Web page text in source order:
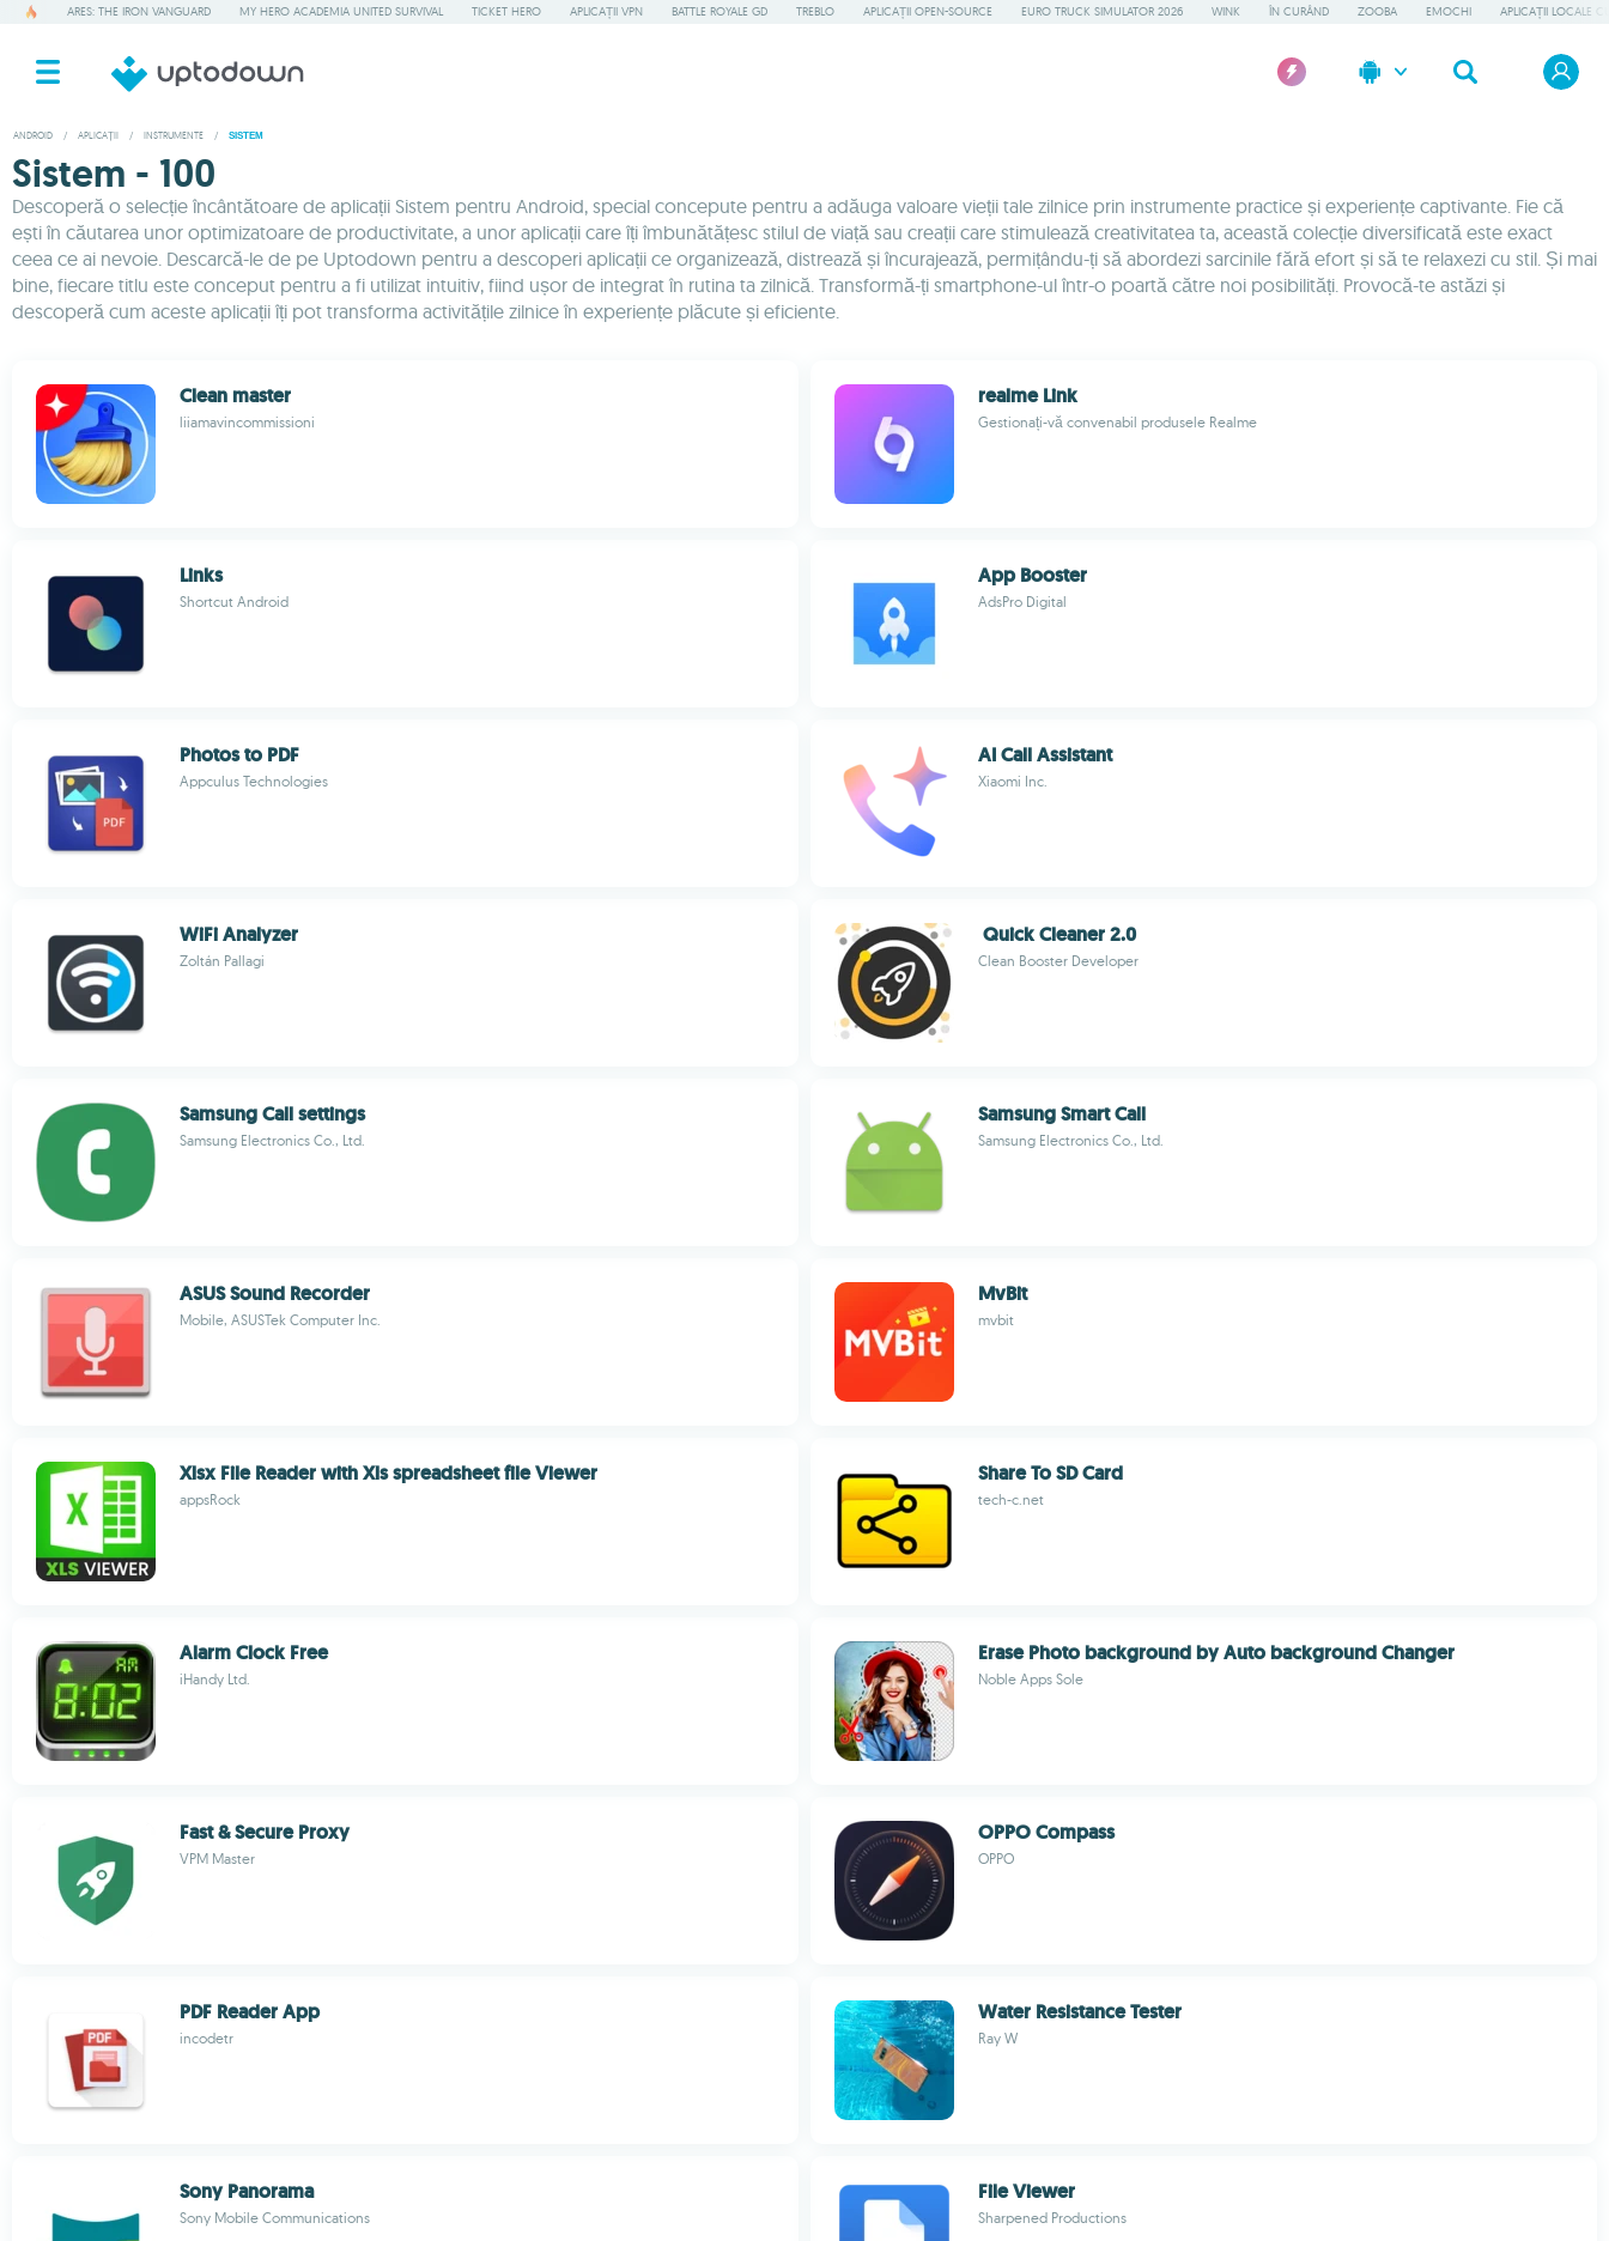
ARES: THE IRON VANGUARD MY HERO ACADEMIA UNITED SURVIVAL TICKET HERO APLICAȚII VPN BATTLE ROYALE GD TREBLO APLICAȚII OPEN-SOURCE EURO TRUCK SIMULATOR 2026 WINK ÎN CURÂND ZOOBA EMOCHI APLICAȚII LOCALE
ANDROID / APLICAȚII / INSTRUMENTE / SISTEM
Sistem - 100
Descoperă o selecție încântătoare de aplicații Sistem pentru Android, special concepute pentru a adăuga valoare vieții tale zilnice prin instrumente practice și experiențe captivante. Fie că
ești în căutarea unor optimizatoare de productivitate, a unor aplicații care îți îmbunătățesc stilul de viață sau creații care stimulează creativitatea ta, această colecție diversificată este exact
ceea ce ai nevoie. Descarcă-le de pe Uptodown pentru a descoperi aplicații ce organizează, distrează și încurajează, permițându-ți să abordezi sarcinile fără efort și să te relaxezi cu stil. Și mai
bine, fiecare titlu este conceput pentru a fi utilizat intuitiv, fiind ușor de integrat în rutina ta zilnică. Transformă-ți smartphone-ul într-o poartă către noi posibilități. Provocă-te astăzi și
descoperă cum aceste aplicații îți pot transforma activitățile zilnice în experiențe plăcute și eficiente.
Clean master
liiamavincommissioni
realme Link
Gestionați-vă convenabil produsele Realme
Links
Shortcut Android
App Booster
AdsPro Digital
Photos to PDF
Appculus Technologies
AI Call Assistant
Xiaomi Inc.
WiFi Analyzer
Zoltán Pallagi
Quick Cleaner 2.0
Clean Booster Developer
Samsung Call settings
Samsung Electronics Co., Ltd.
Samsung Smart Call
Samsung Electronics Co., Ltd.
ASUS Sound Recorder
Mobile, ASUSTek Computer Inc.
MvBit
mvbit
Xlsx File Reader with Xls spreadsheet file Viewer
appsRock
Share To SD Card
tech-c.net
Alarm Clock Free
iHandy Ltd.
Erase Photo background by Auto background Changer
Noble Apps Sole
Fast & Secure Proxy
VPM Master
OPPO Compass
OPPO
PDF Reader App
incodetr
Water Resistance Tester
Ray W
Sony Panorama
Sony Mobile Communications
File Viewer
Sharpened Productions